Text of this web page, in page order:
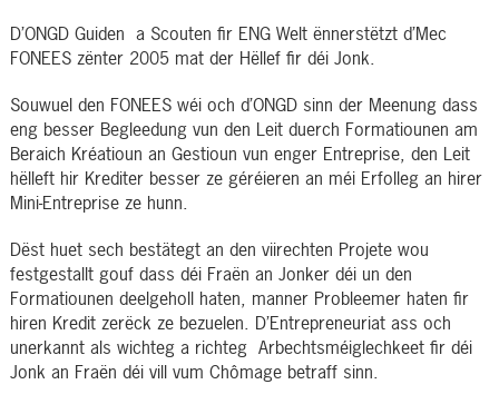
D’ONGD Guiden a Scouten fir ENG Welt ënnerstëtzt d’Mec
FONEES zënter 2005 mat der Hëllef fir déi Jonk.
Souwuel den FONEES wéi och d’ONGD sinn der Meenung dass
eng besser Begleedung vun den Leit duerch Formatiounen am
Beraich Kréatioun an Gestioun vun enger Entreprise, den Leit
hëlleft hir Krediter besser ze géréieren an méi Erfolleg an hirer
Mini-Entreprise ze hunn.
Dëst huet sech bestätegt an den viirechten Projete wou
festgestallt gouf dass déi Fraën an Jonker déi un den
Formatiounen deelgeholl haten, manner Probleemer haten fir
hiren Kredit zerëck ze bezuelen. D’Entrepreneuriat ass och
unerkannt als wichteg a richteg Arbechtsméiglechkeet fir déi
Jonk an Fraën déi vill vum Chômage betraff sinn.